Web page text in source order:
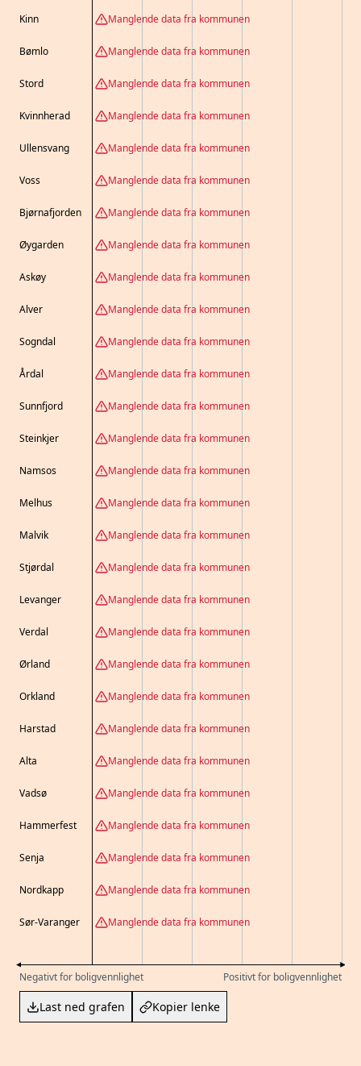
Negativt for boligvennlighet Positivt for boligvennlighet
Kinn
Bømlo
Stord
Kvinnherad
Ullensvang
Voss
Bjørnafjorden
Øygarden
Askøy
Alver
Sogndal
Årdal
Sunnfjord
Steinkjer
Namsos
Melhus
Malvik
Stjørdal
Levanger
Verdal
Ørland
Orkland
Harstad
Alta
Vadsø
Hammerfest
Senja
Nordkapp
Sør-Varanger
Manglende data fra kommunen
Manglende data fra kommunen
Manglende data fra kommunen
Manglende data fra kommunen
Manglende data fra kommunen
Manglende data fra kommunen
Manglende data fra kommunen
Manglende data fra kommunen
Manglende data fra kommunen
Manglende data fra kommunen
Manglende data fra kommunen
Manglende data fra kommunen
Manglende data fra kommunen
Manglende data fra kommunen
Manglende data fra kommunen
Manglende data fra kommunen
Manglende data fra kommunen
Manglende data fra kommunen
Manglende data fra kommunen
Manglende data fra kommunen
Manglende data fra kommunen
Manglende data fra kommunen
Manglende data fra kommunen
Manglende data fra kommunen
Manglende data fra kommunen
Manglende data fra kommunen
Manglende data fra kommunen
Manglende data fra kommunen
Manglende data fra kommunen
Last ned grafen Kopier lenke